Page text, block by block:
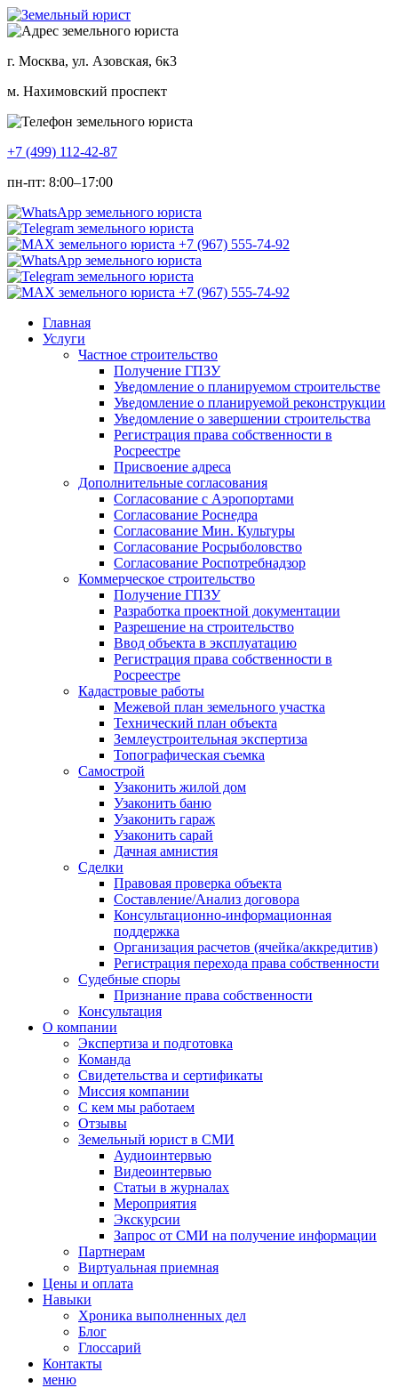
г. Москва, ул. Азовская, 6к3
м. Нахимовский проспект
+7 (499) 112-42-87
пн-пт: 8:00–17:00
Главная
Услуги
Частное строительство
Получение ГПЗУ
Уведомление о планируемом строительстве
Уведомление о планируемой реконструкции
Уведомление о завершении строительства
Регистрация права собственности в
Росреестре
Присвоение адреса
Дополнительные согласования
Согласование с Аэропортами
Согласование Роснедра
Согласование Мин. Культуры
Согласование Росрыболовство
Согласование Роспотребнадзор
Коммерческое строительство
Получение ГПЗУ
Разработка проектной документации
Разрешение на строительство
Ввод объекта в эксплуатацию
Регистрация права собственности в
Росреестре
Кадастровые работы
Межевой план земельного участка
Технический план объекта
Землеустроительная экспертиза
Топографическая съемка
Самострой
Узаконить жилой дом
Узаконить баню
Узаконить гараж
Узаконить сарай
Дачная амнистия
Сделки
Правовая проверка объекта
Составление/Анализ договора
Консультационно-информационная
поддержка
Организация расчетов (ячейка/аккредитив)
Регистрация перехода права собственности
Судебные споры
Признание права собственности
Консультация
О компании
Экспертиза и подготовка
Команда
Свидетельства и сертификаты
Миссия компании
С кем мы работаем
Отзывы
Земельный юрист в СМИ
Аудиоинтервью
Видеоинтервью
Статьи в журналах
Мероприятия
Экскурсии
Запрос от СМИ на получение информации
Партнерам
Виртуальная приемная
Цены и оплата
Навыки
Хроника выполненных дел
Блог
Глоссарий
Контакты
меню